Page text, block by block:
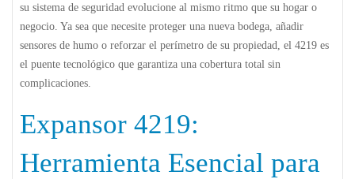
su sistema de seguridad evolucione al mismo ritmo que su hogar o
negocio. Ya sea que necesite proteger una nueva bodega, añadir
sensores de humo o reforzar el perímetro de su propiedad, el 4219 es
el puente tecnológico que garantiza una cobertura total sin
complicaciones.
Expansor 4219:
Herramienta Esencial para